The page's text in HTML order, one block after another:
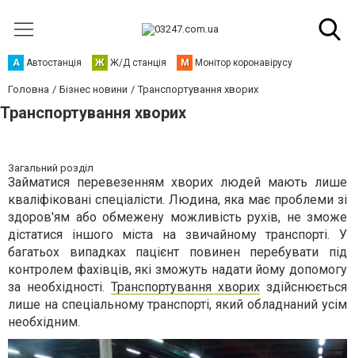
А Автостанція Ж Ж/Д станція М Монітор коронавірусу
Головна Бізнес новини Транспортування хворих
Транспортування хворих
Загальний розділ
Займатися перевезенням хворих людей мають лише
кваліфіковані спеціалісти. Людина, яка має проблеми зі
здоров'ям або обмежену можливість рухів, не зможе
дістатися іншого міста на звичайному транспорті. У
багатьох випадках пацієнт повинен перебувати під
контролем фахівців, які зможуть надати йому допомогу
за необхідності. Транспортування хворих здійснюється
лише на спеціальному транспорті, який обладнаний усім
необхідним.